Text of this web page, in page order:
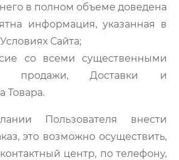
него в полном объеме доведена
информация, указанная в
Сайта;
со всеми существенными
продажи, Доставки и
Товара.
Пользователя внести
это возможно осуществить,
центр, по телефону,